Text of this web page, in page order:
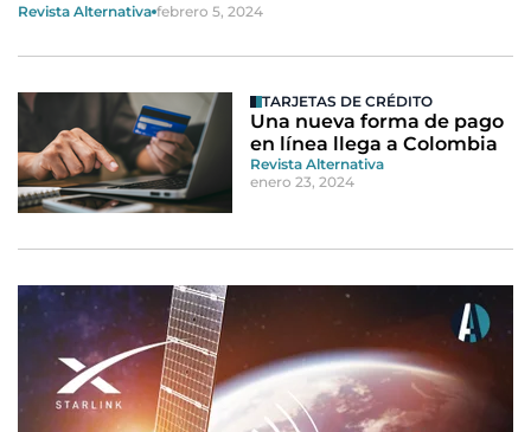
Revista Alternativa febrero 5, 2024
TARJETAS DE CRÉDITO
Una nueva forma de pago
en línea llega a Colombia
Revista Alternativa
enero 23, 2024